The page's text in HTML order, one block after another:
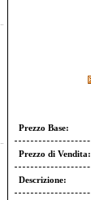
Prezzo Base:
Prezzo di Vendita:
Descrizione: